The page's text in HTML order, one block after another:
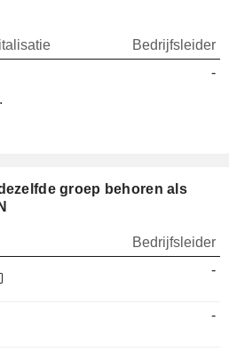
Bedrijfsleider
-
groep behoren als
Bedrijfsleider
-
-